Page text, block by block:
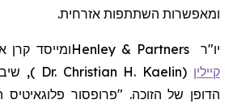
ומאפשרות השתתפות אזרחית.
יו"ר Henley & Partnersומייסד קרן
קיילין (
Dr. Christian H. Kaelin
)
,
הדופן של הזוכה. "פרופסור פלוגאיטיס